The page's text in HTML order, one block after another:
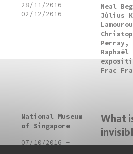
Neal
Jùlius
Perray,
Frac
28/11/2016 -
02/12/2016
What
National Museum
of Singapore
07/10/2016 -